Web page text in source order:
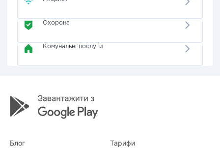
Охорона
Комунальні послуги
Блог Тарифи